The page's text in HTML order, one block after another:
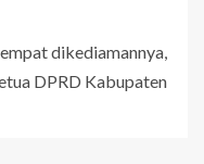
dikediamannya,
DPRD Kabupaten